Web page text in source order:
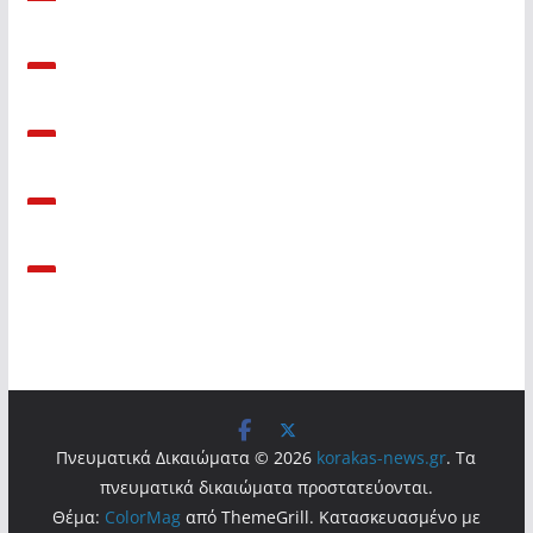
Πνευματικά Δικαιώματα © 2026 korakas-news.gr. Τα
πνευματικά δικαιώματα προστατεύονται.
Θέμα: ColorMagαπό ThemeGrill. Κατασκευασμένο με